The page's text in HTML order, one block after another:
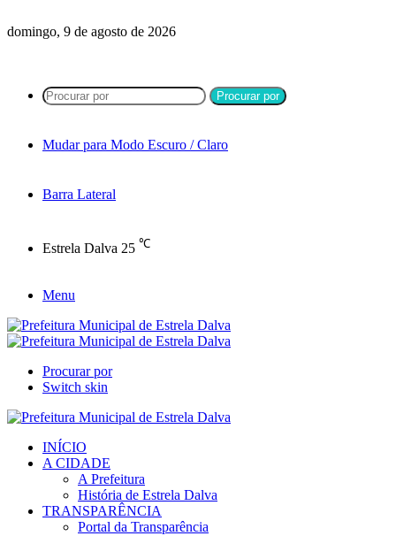
domingo, 9 de agosto de 2026
Procurar por
Mudar para Modo Escuro / Claro
Barra Lateral
Estrela Dalva 25 ℃
Menu
Procurar por
Switch skin
INÍCIO
A CIDADE
A Prefeitura
História de Estrela Dalva
TRANSPARÊNCIA
Portal da Transparência